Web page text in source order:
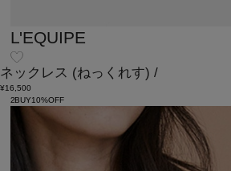
L'EQUIPE
ネックレス (ねっくれす) /
¥16,500
2BUY10%OFF